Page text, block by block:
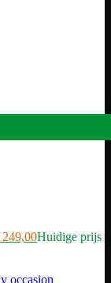
249,00Huidige prijs